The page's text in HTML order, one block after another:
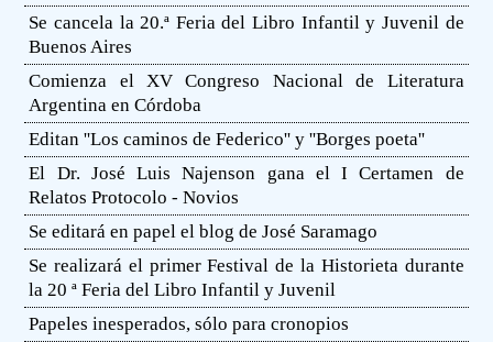
Se cancela la 20.ª Feria del Libro Infantil y Juvenil de
Buenos Aires
Comienza el XV Congreso Nacional de Literatura
Argentina en Córdoba
Editan ''Los caminos de Federico'' y ''Borges poeta''
El Dr. José Luis Najenson gana el I Certamen de
Relatos Protocolo - Novios
Se editará en papel el blog de José Saramago
Se realizará el primer Festival de la Historieta durante
la 20 ª Feria del Libro Infantil y Juvenil
Papeles inesperados, sólo para cronopios